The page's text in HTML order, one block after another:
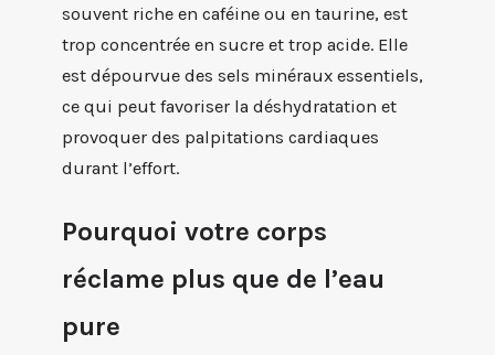
souvent riche en caféine ou en taurine, est
trop concentrée en sucre et trop acide. Elle
est dépourvue des sels minéraux essentiels,
ce qui peut favoriser la déshydratation et
provoquer des palpitations cardiaques
durant l’effort.
Pourquoi votre corps
réclame plus que de l’eau
pure